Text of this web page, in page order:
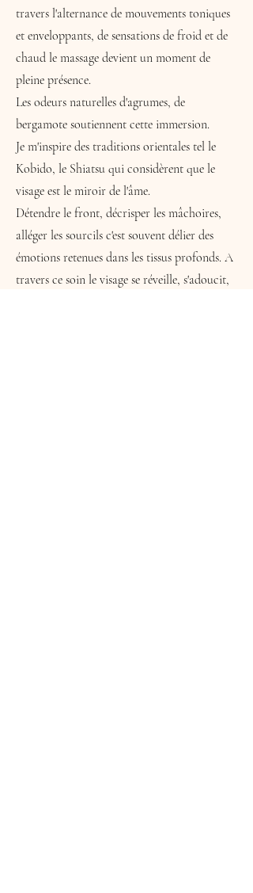
travers l'alternance de mouvements toniques
et enveloppants, de sensations de froid et de
chaud le massage devient un moment de
pleine présence.
Les odeurs naturelles d'agrumes, de
bergamote soutiennent cette immersion.
Je m'inspire des traditions orientales tel le
Kobido, le Shiatsu qui considèrent que le
visage est le miroir de l'âme.
Détendre le front, décrisper les mâchoires,
alléger les sourcils c'est souvent délier des
émotions retenues dans les tissus profonds. A
travers ce soin le visage se réveille, s'adoucit,